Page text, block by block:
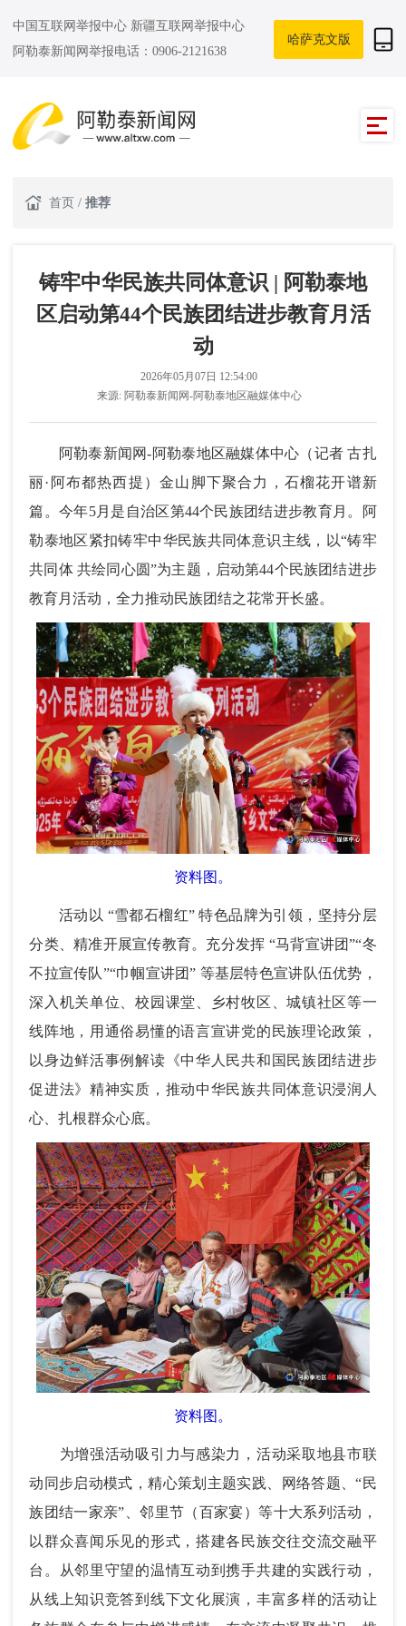
中国互联网举报中心 新疆互联网举报中心
阿勒泰新闻网举报电话：0906-2121638
哈萨克文版
首页 / 推荐
铸牢中华民族共同体意识 | 阿勒泰地
区启动第44个民族团结进步教育月活
动
2026年05月07日 12:54:00
来源: 阿勒泰新闻网-阿勒泰地区融媒体中心
阿勒泰新闻网-阿勒泰地区融媒体中心（记者 古扎
丽·阿布都热西提）金山脚下聚合力，石榴花开谱新
篇。今年5月是自治区第44个民族团结进步教育月。阿
勒泰地区紧扣铸牢中华民族共同体意识主线，以“铸牢
共同体 共绘同心圆”为主题，启动第44个民族团结进步
教育月活动，全力推动民族团结之花常开长盛。
资料图。
活动以 “雪都石榴红” 特色品牌为引领，坚持分层
分类、精准开展宣传教育。充分发挥 “马背宣讲团”“冬
不拉宣传队”“巾帼宣讲团” 等基层特色宣讲队伍优势，
深入机关单位、校园课堂、乡村牧区、城镇社区等一
线阵地，用通俗易懂的语言宣讲党的民族理论政策，
以身边鲜活事例解读《中华人民共和国民族团结进步
促进法》精神实质，推动中华民族共同体意识浸润人
心、扎根群众心底。
资料图。
为增强活动吸引力与感染力， 活动采取地县市联
动同步启动模式，精心策划主题实践、网络答题、“民
族团结一家亲”、邻里节（百家宴）等十大系列活动，
以群众喜闻乐见的形式，搭建各民族交往交流交融平
台。从邻里守望的温情互动到携手共建的实践行动，
从线上知识竞答到线下文化展演，丰富多样的活动让